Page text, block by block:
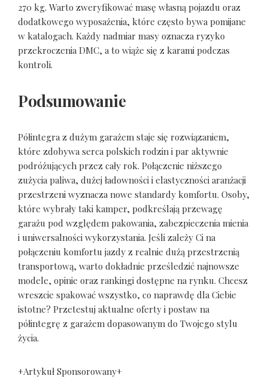
270 kg. Warto zweryfikować masę własną pojazdu oraz
dodatkowego wyposażenia, które często bywa pomijane
w katalogach. Każdy nadmiar masy oznacza ryzyko
przekroczenia DMC, a to wiąże się z karami podczas
kontroli.
Podsumowanie
Półintegra z dużym garażem staje się rozwiązaniem,
które zdobywa serca polskich rodzin i par aktywnie
podróżujących przez cały rok. Połączenie niższego
zużycia paliwa, dużej ładowności i elastyczności aranżacji
przestrzeni wyznacza nowe standardy komfortu. Osoby,
które wybrały taki kamper, podkreślają przewagę
garażu pod względem pakowania, zabezpieczenia mienia
i uniwersalności wykorzystania. Jeśli zależy Ci na
połączeniu komfortu jazdy z realnie dużą przestrzenią
transportową, warto dokładnie prześledzić najnowsze
modele, opinie oraz rankingi dostępne na rynku. Chcesz
wreszcie spakować wszystko, co naprawdę dla Ciebie
istotne? Przetestuj aktualne oferty i postaw na
półintegrę z garażem dopasowanym do Twojego stylu
życia.
+Artykuł Sponsorowany+